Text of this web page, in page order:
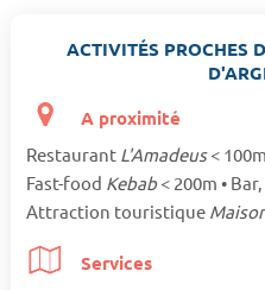
ACTIVITÉS PROCHES
A proximité
Restaurant L'Amadeus<
Fast-food Kebab< 200m •
Attraction touristique
Services